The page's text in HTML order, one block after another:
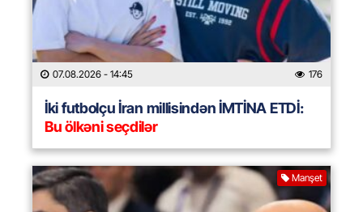
07.08.2026 - 14:45 176
İki futbolçu İran millisindən İMTİNA ETDİ:
Bu ölkəni seçdilər
Manşet